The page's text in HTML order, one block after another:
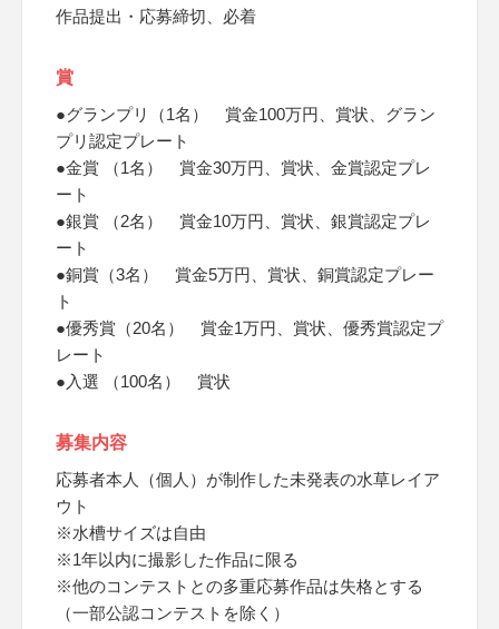
作品提出・応募締切、必着
賞
●グランプリ（1名） 賞金100万円、賞状、グラン
プリ認定プレート
●金賞 （1名） 賞金30万円、賞状、金賞認定プレ
ート
●銀賞 （2名） 賞金10万円、賞状、銀賞認定プレ
ート
●銅賞（3名） 賞金5万円、賞状、銅賞認定プレー
ト
●優秀賞（20名） 賞金1万円、賞状、優秀賞認定プ
レート
●入選 （100名） 賞状
募集内容
応募者本人（個人）が制作した未発表の水草レイア
ウト
※水槽サイズは自由
※1年以内に撮影した作品に限る
※他のコンテストとの多重応募作品は失格とする
（一部公認コンテストを除く）